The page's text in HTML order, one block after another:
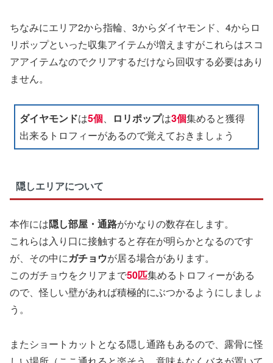
ちなみにエリア2から指輪、3からダイヤモンド、4からロ
リポップといった収集アイテムが増えますがこれらはスコ
アアイテムなのでクリアするだけなら回収する必要はあり
ません。
ダイヤモンドは5個、 ロリポップは3個集めると獲得
出来るトロフィーがあるので覚えておきましょう
隠しエリアについて
本作には隠し部屋・通路がかなりの数存在します。
これらは入り口に接触すると存在が明らかとなるのです
が、その中にガチョウが居る場合があります。
このガチョウをクリアまで50匹集めるトロフィーがある
ので、怪しい壁があれば積極的にぶつかるようにしましょ
う。
またショートカットとなる隠し通路もあるので、露骨に怪